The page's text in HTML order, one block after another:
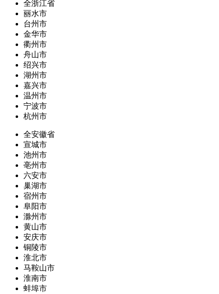
全浙江省
丽水市
台州市
金华市
衢州市
舟山市
绍兴市
湖州市
嘉兴市
温州市
宁波市
杭州市
全安徽省
宣城市
池州市
亳州市
六安市
巢湖市
宿州市
阜阳市
滁州市
黄山市
安庆市
铜陵市
淮北市
马鞍山市
淮南市
蚌埠市